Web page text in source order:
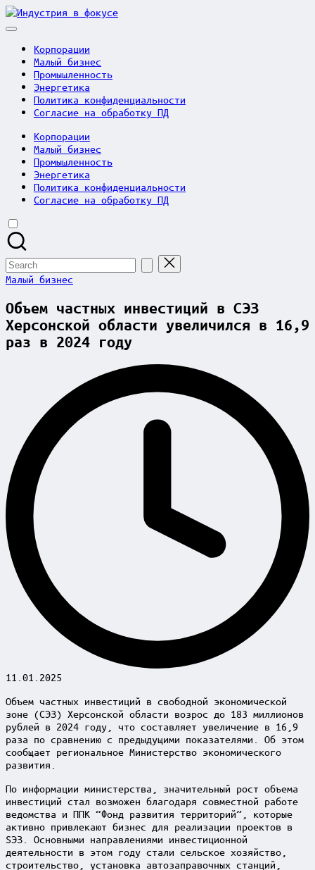
Skip
to
Индустрия
Корпорации
Малый бизнес
Промышленность
Энергетика
Политика конфиденциальности
Согласие на обработку ПД
Корпорации
Малый бизнес
Промышленность
Энергетика
Политика конфиденциальности
Согласие на обработку ПД
Search
for:
Posted
Малый бизнес
Объем частных инвестиций в СЭЗ
Херсонской области увеличился в 16,9
раз в 2024 году
11.01.2025
Объем частных инвестиций в свободной экономической
зоне (СЭЗ) Херсонской области возрос до 183 миллионов
рублей в 2024 году, что составляет увеличение в 16,9
раза по сравнению с предыдущими показателями. Об этом
сообщает региональное Министерство экономического
развития.
По информации министерства, значительный рост объема
инвестиций стал возможен благодаря совместной работе
ведомства и ППК “Фонд развития территорий”, которые
активно привлекают бизнес для реализации проектов в
SЭЗ. Основными направлениями инвестиционной
деятельности в этом году стали сельское хозяйство,
строительство, установка автозаправочных станций,